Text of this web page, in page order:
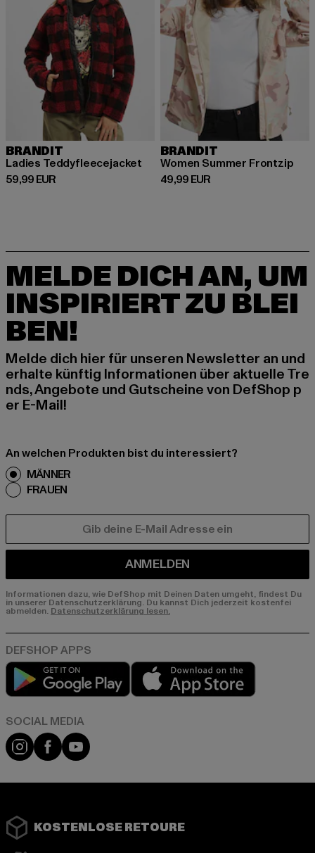
BRANDIT
Ladies Teddyfleecejacket
59,99 EUR
Derzeitiger Preis: 59,99 EUR
BRANDIT
Women Summer Frontzip
49,99 EUR
Derzeitiger Preis: 49,99 EUR
MELDE DICH AN, UM
INSPIRIERT ZU BLEI
BEN!
Melde dich hier für unseren Newsletter an und
erhalte künftig Informationen über aktuelle Tre
nds, Angebote und Gutscheine von DefShop p
er E-Mail!
An welchen Produkten bist du interessiert?
MÄNNER
FRAUEN
ANMELDEN
Informationen dazu, wie DefShop mit Deinen Daten umgeht, findest Du
in unserer Datenschutzerklärung. Du kannst Dich jederzeit kostenfei
abmelden. Datenschutzerklärung lesen.
Play market
Instagram
FacebookYouTube
KOSTENLOSE RETOURE